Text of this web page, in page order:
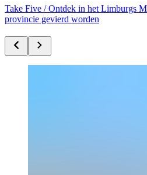
Take Five /Ontdek in het Limburgs
provincie gevierd worden